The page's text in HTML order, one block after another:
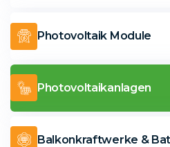
Photovoltaik Module
Photovoltaikanlagen
Balkonkraftwerke &